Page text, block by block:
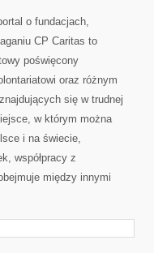
o fundacjach,
CP Caritas to
poświęcony
oraz różnym
się w trudnej
w którym można
i na świecie,
współpracy z
między innymi